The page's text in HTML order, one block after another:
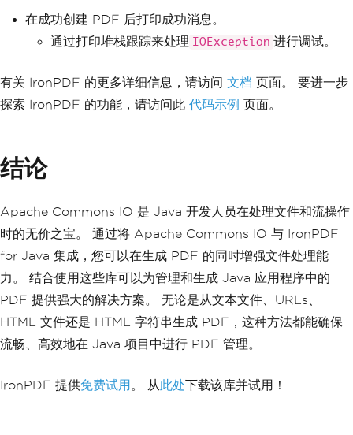
在成功创建 PDF 后打印成功消息。
通过打印堆栈跟踪来处理 IOException 进行调试。
有关 IronPDF 的更多详细信息，请访问 文档 页面。 要进一步
探索 IronPDF 的功能，请访问此 代码示例 页面。
结论
Apache Commons IO 是 Java 开发人员在处理文件和流操作
时的无价之宝。 通过将 Apache Commons IO 与 IronPDF
for Java 集成，您可以在生成 PDF 的同时增强文件处理能
力。 结合使用这些库可以为管理和生成 Java 应用程序中的
PDF 提供强大的解决方案。 无论是从文本文件、URLs、
HTML 文件还是 HTML 字符串生成 PDF，这种方法都能确保
流畅、高效地在 Java 项目中进行 PDF 管理。
IronPDF 提供免费试用 。 从此处下载该库并试用！